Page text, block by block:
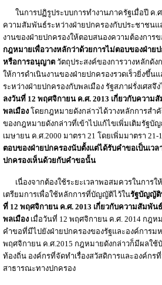
ในการปฏิรูประบบการทำงานภาครัฐเมื่อปี ค.ศ.
ความสัมพันธ์ระหว่างฝ่ายปกครองกับประชาชนแล
งานของฝ่ายปกครองให้ตอบสนองความต้องการ
กฎหมายเพื่อวางหลักว่าด้วยการไม่ตอบของฝ่าย
หรือการอนุญาต วัตถุประสงค์ของการวางหลักดัง
ให้การดำเนินงานของฝ่ายปกครองรวดเร็วยิ่งขึ้
ระหว่างฝ่ายปกครองกับพลเมือง รัฐสภาฝรั่งเศสจึ
ลงวันที่ 12 พฤศจิกายน ค.ศ. 2013 เกี่ยวกับความ
พลเมือง โดยกฎหมายดังกล่าวได้วางหลักการสำคั
ของกฎหมายดังกล่าวที่เข้าไปแก้ไขเพิ่มเติมรัฐบั
เมษายน ค.ศ.2000 มาตรา 21 โดยเพิ่มมาตรา 21-
ตอบของฝ่ายปกครองนับตั้งแต่ได้รับคำขอเป็นเวล
ปกครองเห็นด้วยกับคำขอนั้น
เนื่องจากต้องใช้ระยะเวลาพอสมควรในการใ
เตรียมการเพื่อใช้หลักการที่บัญญัติไว้ในรัฐบัญญัติ
ที่ 12 พฤศจิกายน ค.ศ. 2013 เกี่ยวกับความสัมพัน
พลเมือง เมื่อวันที่ 12 พฤศจิกายน ค.ศ. 2014 กฎ
คำขอที่มีไปยังฝ่ายปกครองของรัฐและองค์การม
พฤศจิกายน ค.ศ.2015 กฎหมายดังกล่าวก็มีผลใช้
ท้องถิ่น องค์กรที่จัดทำเรื่องสวัสดิการและองค์ก
สาธารณะทางปกครอง